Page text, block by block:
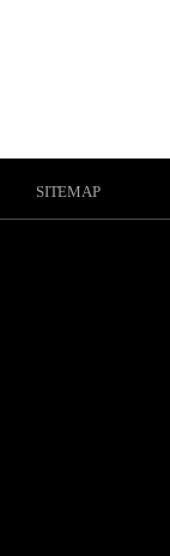
SITEMAP